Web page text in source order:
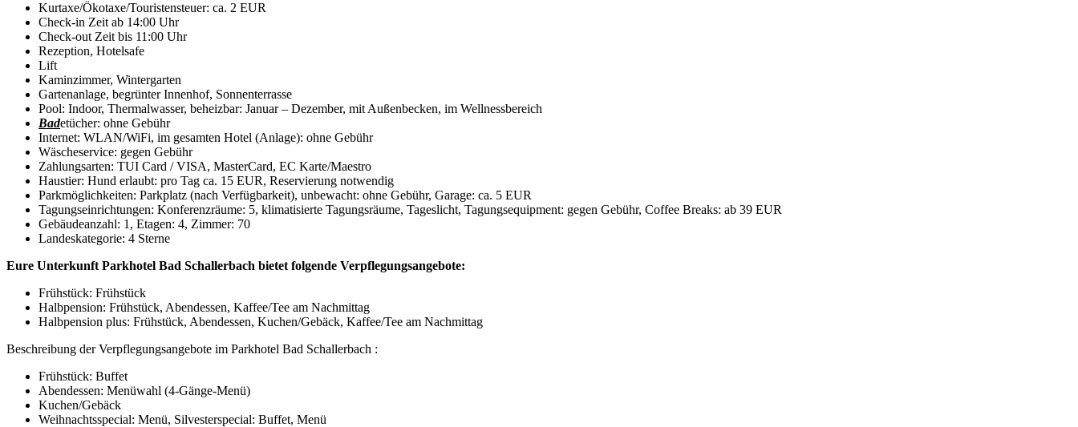
Kurtaxe/Ökotaxe/Touristensteuer: ca. 2 EUR
Check-in Zeit ab 14:00 Uhr
Check-out Zeit bis 11:00 Uhr
Rezeption, Hotelsafe
Lift
Kaminzimmer, Wintergarten
Gartenanlage, begrünter Innenhof, Sonnenterrasse
Pool: Indoor, Thermalwasser, beheizbar: Januar – Dezember, mit Außenbecken, im Wellnessbereich
Badetücher: ohne Gebühr
Internet: WLAN/WiFi, im gesamten Hotel (Anlage): ohne Gebühr
Wäscheservice: gegen Gebühr
Zahlungsarten: TUI Card / VISA, MasterCard, EC Karte/Maestro
Haustier: Hund erlaubt: pro Tag ca. 15 EUR, Reservierung notwendig
Parkmöglichkeiten: Parkplatz (nach Verfügbarkeit), unbewacht: ohne Gebühr, Garage: ca. 5 EUR
Tagungseinrichtungen: Konferenzräume: 5, klimatisierte Tagungsräume, Tageslicht, Tagungsequipment: gegen Gebühr, Coffee Breaks: ab 39 EUR
Gebäudeanzahl: 1, Etagen: 4, Zimmer: 70
Landeskategorie: 4 Sterne
Eure Unterkunft Parkhotel Bad Schallerbach bietet folgende Verpflegungsangebote:
Frühstück: Frühstück
Halbpension: Frühstück, Abendessen, Kaffee/Tee am Nachmittag
Halbpension plus: Frühstück, Abendessen, Kuchen/Gebäck, Kaffee/Tee am Nachmittag
Beschreibung der Verpflegungsangebote im Parkhotel Bad Schallerbach :
Frühstück: Buffet
Abendessen: Menüwahl (4-Gänge-Menü)
Kuchen/Gebäck
Weihnachtsspecial: Menü, Silvesterspecial: Buffet, Menü